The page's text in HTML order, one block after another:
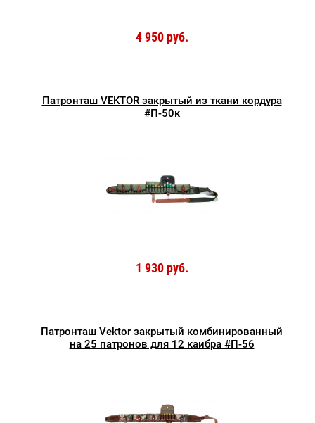
4 950 руб.
Патронташ VEKTOR закрытый из ткани кордура
#П-50к
1 930 руб.
Патронташ Vektor закрытый комбинированный
на 25 патронов для 12 каибра #П-56